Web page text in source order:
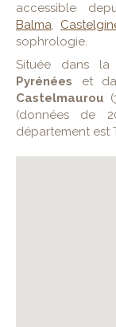
accessible
Balma,
sophrologie.
Située dans
Pyrénées et
Castelmaurou
(données de
département est